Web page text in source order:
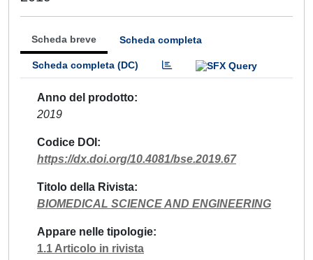
Scheda breve Scheda completa
Scheda completa (DC)
Anno del prodotto
2019
Codice DOI
https://dx.doi.org/10.4081/bse.2019.67
Titolo della Rivista
BIOMEDICAL SCIENCE AND ENGINEERING
Appare nelle tipologie
1.1 Articolo in rivista